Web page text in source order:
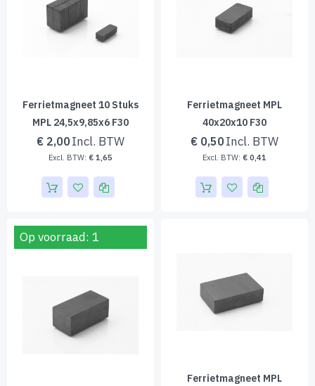
Ferrietmagneet 10 Stuks
MPL 24,5x9,85x6 F30
€ 2,00
€ 1,65
Ferrietmagneet MPL
40x20x10 F30
€ 0,50
€ 0,41
Op voorraad: 1
Ferrietmagneet MPL